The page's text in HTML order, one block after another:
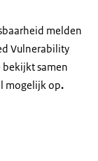
melden
Vulnerability
bekijkt samen
mogelijk op.